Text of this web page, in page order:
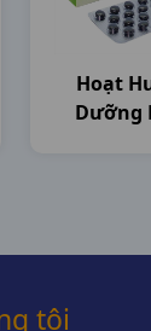
Hoạt
Dưỡng
tôi